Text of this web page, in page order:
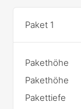
Paket 1
Pakethöhe
Pakethöhe
Pakettiefe